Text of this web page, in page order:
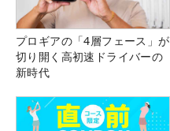
プロギアの「4層フェース」が
切り開く高初速ドライバーの
新時代